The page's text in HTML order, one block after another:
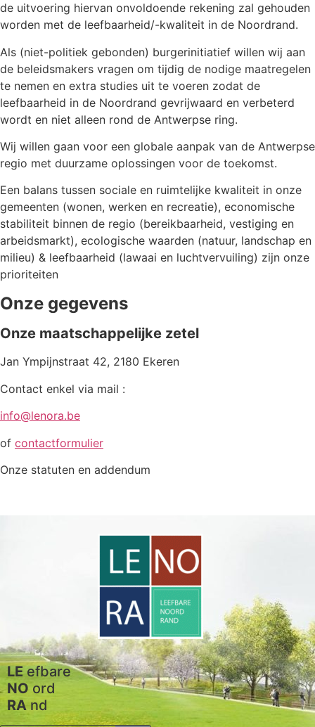
de uitvoering hiervan onvoldoende rekening zal gehouden
worden met de leefbaarheid/-kwaliteit in de Noordrand.
Als (niet-politiek gebonden) burgerinitiatief willen wij aan
de beleidsmakers vragen om tijdig de nodige maatregelen
te nemen en extra studies uit te voeren zodat de
leefbaarheid in de Noordrand gevrijwaard en verbeterd
wordt en niet alleen rond de Antwerpse ring.
Wij willen gaan voor een globale aanpak van de Antwerpse
regio met duurzame oplossingen voor de toekomst.
Een balans tussen sociale en ruimtelijke kwaliteit in onze
gemeenten (wonen, werken en recreatie), economische
stabiliteit binnen de regio (bereikbaarheid, vestiging en
arbeidsmarkt), ecologische waarden (natuur, landschap en
milieu) & leefbaarheid (lawaai en luchtvervuiling) zijn onze
prioriteiten
Onze gegevens
Onze maatschappelijke zetel
Jan Ympijnstraat 42, 2180 Ekeren
Contact enkel via mail :
info@lenora.be
of contactformulier
Onze statuten en addendum
LEefbare
NOord
RAnd